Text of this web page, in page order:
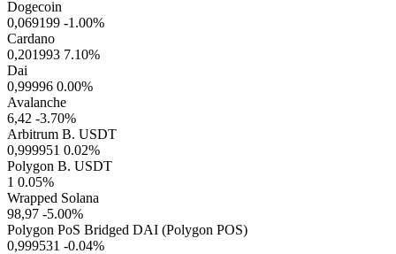
Dogecoin
0,069199 -1.00%
Cardano
0,201993 7.10%
Dai
0,99996 0.00%
Avalanche
6,42 -3.70%
Arbitrum B. USDT
0,999951 0.02%
Polygon B. USDT
1 0.05%
Wrapped Solana
98,97 -5.00%
Polygon PoS Bridged DAI (Polygon POS)
0,999531 -0.04%